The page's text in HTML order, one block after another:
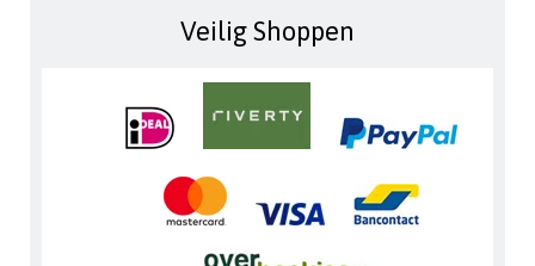
Veilig Shoppen